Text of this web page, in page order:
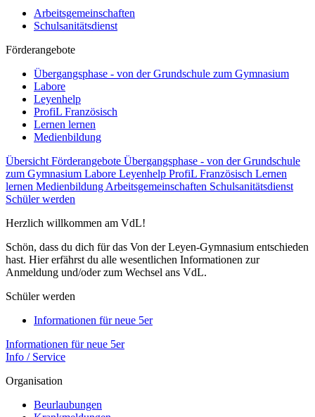
Arbeitsgemeinschaften
Schulsanitätsdienst
Förderangebote
Übergangsphase - von der Grundschule zum Gymnasium
Labore
Leyenhelp
ProfiL Französisch
Lernen lernen
Medienbildung
Übersicht Förderangebote Übergangsphase - von der Grundschule
zum Gymnasium Labore Leyenhelp ProfiL Französisch Lernen
lernen Medienbildung Arbeitsgemeinschaften Schulsanitätsdienst
Schüler werden
Herzlich willkommen am VdL!
Schön, dass du dich für das Von der Leyen-Gymnasium entschieden
hast. Hier erfährst du alle wesentlichen Informationen zur
Anmeldung und/oder zum Wechsel ans VdL.
Schüler werden
Informationen für neue 5er
Informationen für neue 5er
Info / Service
Organisation
Beurlaubungen